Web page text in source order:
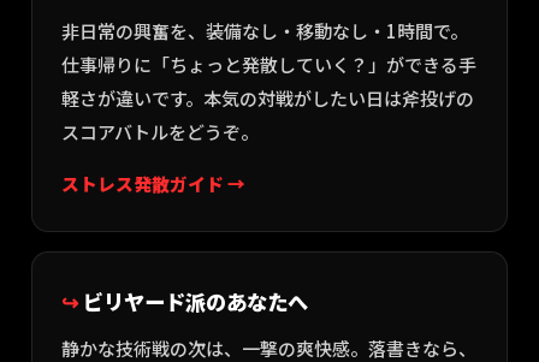
非日常の興奮を、装備なし・移動なし・1時間で。
仕事帰りに「ちょっと発散していく？」ができる手
軽さが違いです。本気の対戦がしたい日は斧投げの
スコアバトルをどうぞ。
ストレス発散ガイド →
ビリヤード派のあなたへ
静かな技術戦の次は、一撃の爽快感。落書きなら、